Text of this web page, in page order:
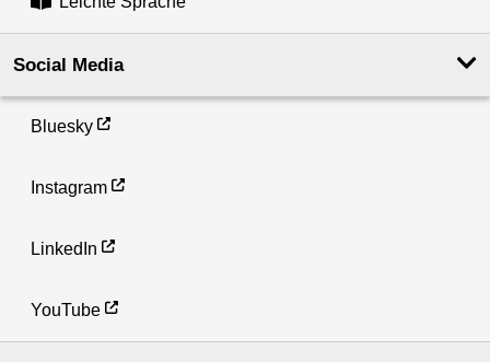
Social Media
Bluesky
Instagram
LinkedIn
YouTube